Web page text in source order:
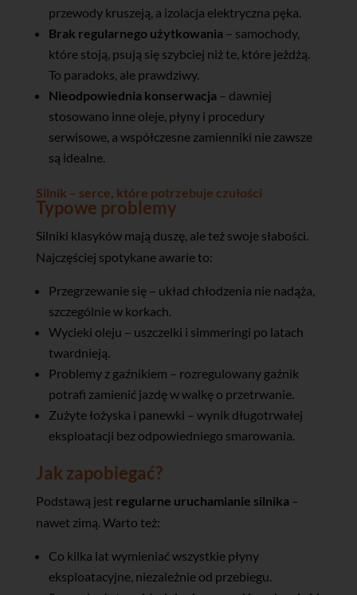
przewody kruszeją, a izolacja elektryczna pęka.
Brak regularnego użytkowania– samochody,
które stoją, psują się szybciej niż te, które jeżdżą.
To paradoks, ale prawdziwy.
Nieodpowiednia konserwacja– dawniej
stosowano inne oleje, płyny i procedury
serwisowe, a współczesne zamienniki nie zawsze
są idealne.
Silnik – serce, które potrzebuje czułości
Typowe problemy
Silniki klasyków mają duszę, ale też swoje słabości.
Najczęściej spotykane awarie to:
Przegrzewanie się – układ chłodzenia nie nadąża,
szczególnie w korkach.
Wycieki oleju – uszczelki i simmeringi po latach
twardnieją.
Problemy z gaźnikiem – rozregulowany gaźnik
potrafi zamienić jazdę w walkę o przetrwanie.
Zużyte łożyska i panewki – wynik długotrwałej
eksploatacji bez odpowiedniego smarowania.
Jak zapobiegać?
Podstawą jest regularne uruchamianie silnika–
nawet zimą. Warto też:
Co kilka lat wymieniać wszystkie płyny
eksploatacyjne, niezależnie od przebiegu.